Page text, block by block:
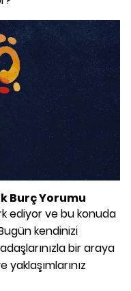
Burç Yorumu
ediyor ve bu konuda
kendinizi
bir araya